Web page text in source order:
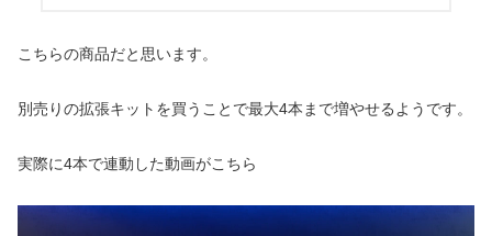
こちらの商品だと思います。
別売りの拡張キットを買うことで最大4本まで増やせるようです。
実際に4本で連動した動画がこちら
動